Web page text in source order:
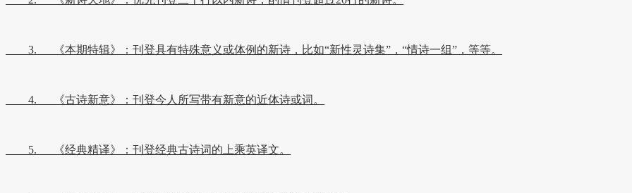
3. 《本期特辑》：刊登具有特殊意义或体例的新诗，比如“新性灵诗集”，“情诗一组”，等等。
4. 《古诗新意》：刊登今人所写带有新意的近体诗或词。
5. 《经典精译》：刊登经典古诗词的上乘英译文。